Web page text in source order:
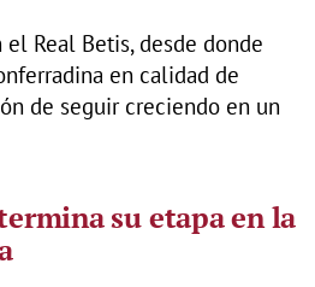
Real Betis, desde donde
en calidad de
de seguir creciendo en un
su etapa en la